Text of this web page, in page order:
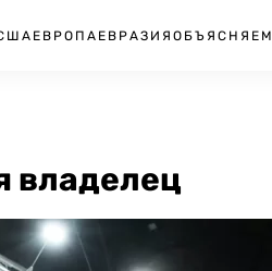
ЕВРОПА ЕВРАЗИЯ ОБЪЯСНЯЕМ
владелец